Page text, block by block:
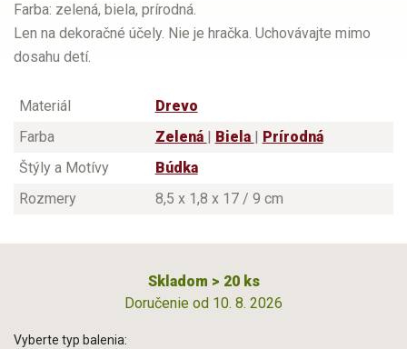
Farba: zelená, biela, prírodná.
Len na dekoračné účely. Nie je hračka. Uchovávajte mimo
dosahu detí.
Materiál
Drevo
Farba
Zelená Biela
Prírodná
Štýly a Motívy
Búdka
Rozmery
8,5 x 1,8 x 17 / 9 cm
Skladom > 20 ks
Doručenie od 10. 8. 2026
Vyberte typ balenia: